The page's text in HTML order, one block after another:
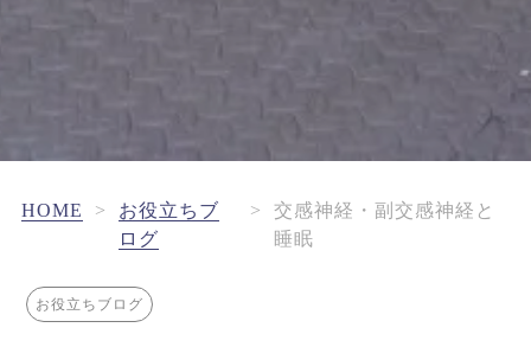
HOME >
お役立ちブ
ログ
>
交感神経・副交感神経と
睡眠
お役立ちブログ